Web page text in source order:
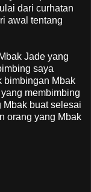
dari curhatan
awal tentang
Jade yang
saya
bimbingan Mbak
membimbing
buat selesai
orang yang Mbak